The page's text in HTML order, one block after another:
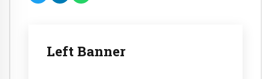
Left Banner